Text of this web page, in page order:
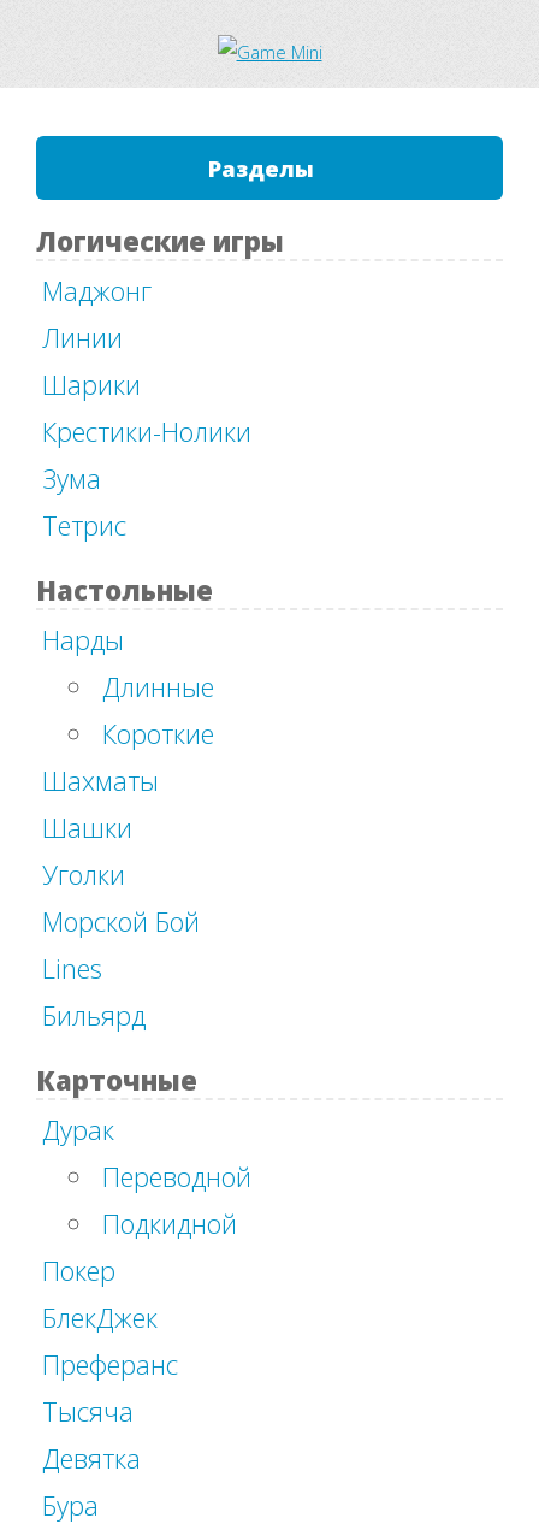
Разделы
Логические игры
Маджонг
Линии
Шарики
Крестики-Нолики
Зума
Тетрис
Настольные
Нарды
Длинные
Короткие
Шахматы
Шашки
Уголки
Морской Бой
Lines
Бильярд
Карточные
Дурак
Переводной
Подкидной
Покер
БлекДжек
Преферанс
Тысяча
Девятка
Бура